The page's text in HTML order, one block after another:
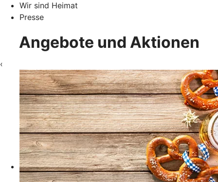
Wir sind Heimat
Presse
Angebote und Aktionen
‹